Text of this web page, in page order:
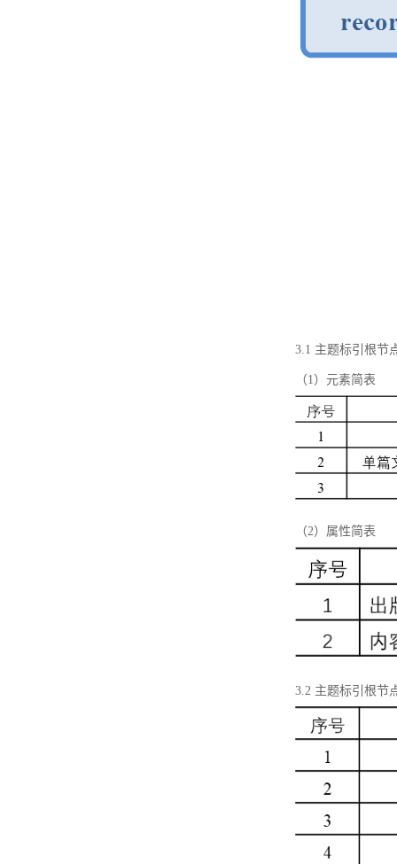
3.1 主题标引根节
（1）元素简表
（2）属性简表
3.2 主题标引根节